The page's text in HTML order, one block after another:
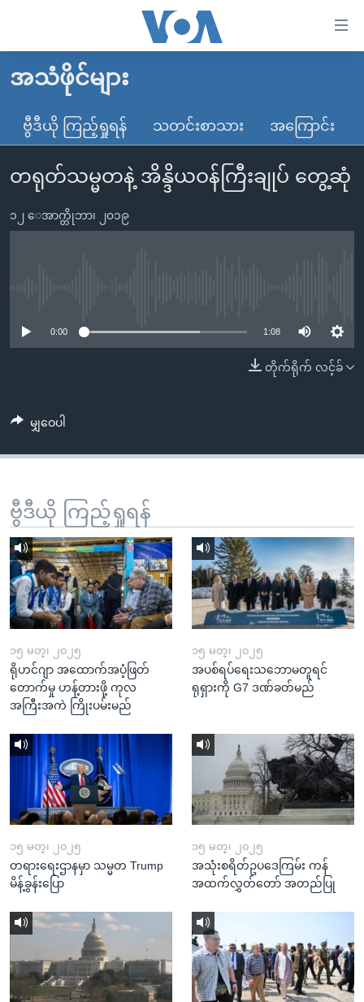
လွယ်ကူ
သည့်
များ
ပင်မ
ပင်မ
စာမျက်နှာ
ကျော်
ရန်
ရှာဖွေ
ရန်
နေရာ
သို့
ကျော်
ရန်
မူလစာမျက်နှာ
မြန်မာ
ကမ္ဘာ့သတင်းများ
နိုင်ငံတကာ
တရုတ်
ဗွီဒီယို
ရပ်ဝန်းတခု လမ်းတခု အလွန်
ရုပ်ရှင်ထဲက အင်္ဂလိပ်စာ
တီဗွီ
ရေဒီယို/တီဗွီအစီအစဉ်
ဗွီအိုအေ လူမှုကွန်ယက်များ
ဘာသာစကားများ
အသံဖိုင်များ
ဗွီဒီယို ကြည့်ရှုရန် သတင်းစာသား အကြောင်း
တရုတ်သမ္မတနဲ့ အိန္ဒိယဝန်ကြီးချုပ် တွေ့ဆုံ
၁၂ ေအာက္တိုဘာ၊ ၂၀၁၉
0:00 1:08
တိုက်ရိုက် လင့်ခ်
မျှဝေပါ
ဗွီဒီယို ကြည့်ရှုရန်
၁၅ မတ္၊ ၂၀၂၅
ရိုဟင်ဂျာ အထောက်အပံ့ဖြတ်
တောက်မှု ဟန့်တားဖို့ ကုလ
အကြီးအကဲ ကြိုးပမ်းမည်
၁၅ မတ္၊ ၂၀၂၅
အပစ်ရပ်ရေးသဘောမတူရင်
ရုရှားကို G7 ဒဏ်ခတ်မည်
၁၅ မတ္၊ ၂၀၂၅
တရားရေးဌာနမှာ သမ္မတ Trump
မိန့်ခွန်းပြော
၁၅ မတ္၊ ၂၀၂၅
အသုံးစရိတ်ဥပဒေကြမ်း ကန်
အထက်လွှတ်တော် အတည်ပြု